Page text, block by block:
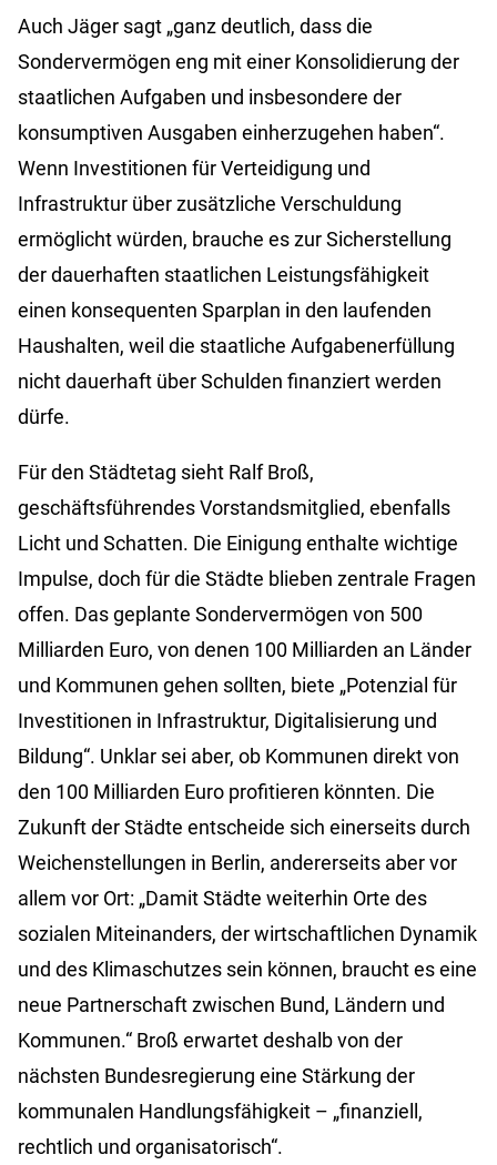
Auch Jäger sagt „ganz deutlich, dass die
Sondervermögen eng mit einer Konsolidierung der
staatlichen Aufgaben und insbesondere der
konsumptiven Ausgaben einherzugehen haben“.
Wenn Investitionen für Verteidigung und
Infrastruktur über zusätzliche Verschuldung
ermöglicht würden, brauche es zur Sicherstellung
der dauerhaften staatlichen Leistungsfähigkeit
einen konsequenten Sparplan in den laufenden
Haushalten, weil die staatliche Aufgabenerfüllung
nicht dauerhaft über Schulden finanziert werden
dürfe.
Für den Städtetag sieht Ralf Broß,
geschäftsführendes Vorstandsmitglied, ebenfalls
Licht und Schatten. Die Einigung enthalte wichtige
Impulse, doch für die Städte blieben zentrale Fragen
offen. Das geplante Sondervermögen von 500
Milliarden Euro, von denen 100 Milliarden an Länder
und Kommunen gehen sollten, biete „Potenzial für
Investitionen in Infrastruktur, Digitalisierung und
Bildung“. Unklar sei aber, ob Kommunen direkt von
den 100 Milliarden Euro profitieren könnten. Die
Zukunft der Städte entscheide sich einerseits durch
Weichenstellungen in Berlin, andererseits aber vor
allem vor Ort: „Damit Städte weiterhin Orte des
sozialen Miteinanders, der wirtschaftlichen Dynamik
und des Klimaschutzes sein können, braucht es eine
neue Partnerschaft zwischen Bund, Ländern und
Kommunen.“ Broß erwartet deshalb von der
nächsten Bundesregierung eine Stärkung der
kommunalen Handlungsfähigkeit – „finanziell,
rechtlich und organisatorisch“.